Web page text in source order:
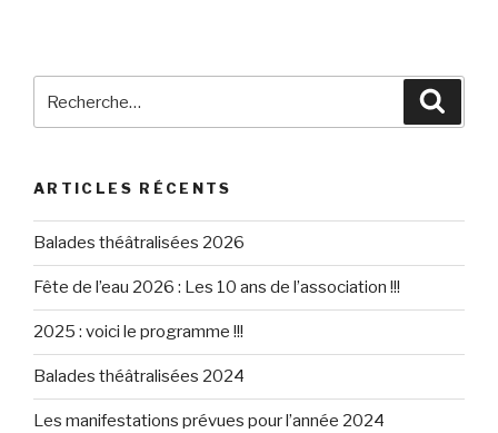
ARTICLES RÉCENTS
Balades théâtralisées 2026
Fête de l’eau 2026 : Les 10 ans de l’association !!!
2025 : voici le programme !!!
Balades théâtralisées 2024
Les manifestations prévues pour l’année 2024